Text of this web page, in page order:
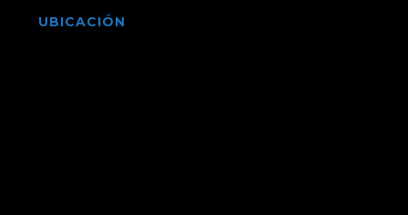
UBICACIÓN